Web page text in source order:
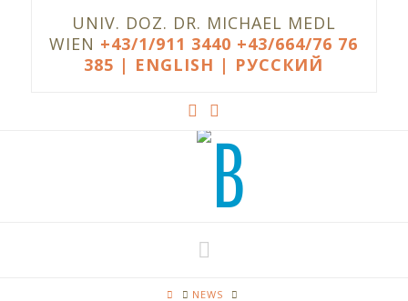
UNIV. DOZ. DR. MICHAEL MEDL
WIEN +43/1/911 3440 +43/664/76 76
385 | ENGLISH | РУССКИЙ
HOMENEWS